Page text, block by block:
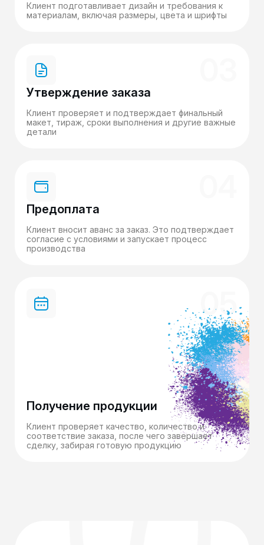
Клиент подготавливает дизайн и требования к
материалам, включая размеры, цвета и шрифты
Утверждение заказа
Клиент проверяет и подтверждает финальный
макет, тираж, сроки выполнения и другие важные
детали
Предоплата
Клиент вносит аванс за заказ. Это подтверждает
согласие с условиями и запускает процесс
производства
05
Получение продукции
Клиент проверяет качество, количество и
соответствие заказа, после чего завершает
сделку, забирая готовую продукцию